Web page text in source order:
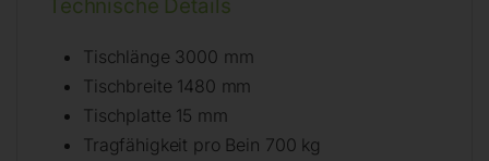
Technische Details
Tischlänge 3000 mm
Tischbreite 1480 mm
Tischplatte 15 mm
Tragfähigkeit pro Bein 700 kg